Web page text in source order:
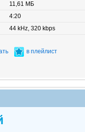
11,61 МБ
4:20
44 kHz, 320 kbps
в плейлист